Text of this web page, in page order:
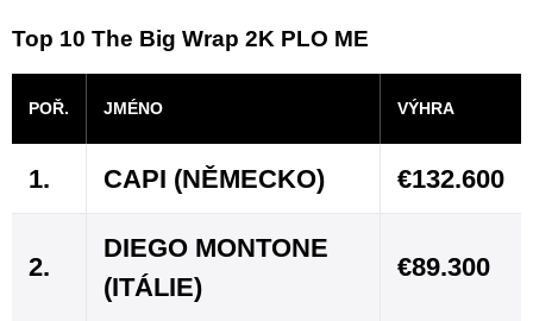
Top 10 The Big Wrap 2K PLO ME
POŘ. JMÉNO VÝHRA
1. CAPI (NĚMECKO) €132.600
2.
DIEGO MONTONE
(ITÁLIE)
€89.300